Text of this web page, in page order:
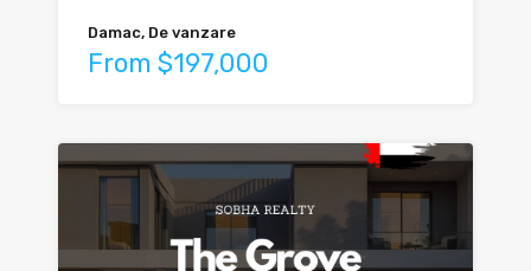
Damac, De vanzare
From $197,000